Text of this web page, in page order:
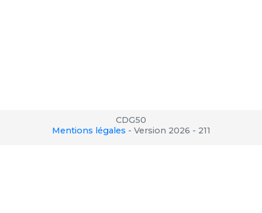
CDG50
Mentions légales - Version 2026 - 211